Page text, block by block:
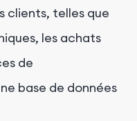
clients, telles que
les achats
de
base de données